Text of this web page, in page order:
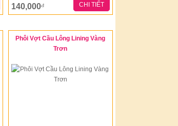
140,000đ CHI TIẾT
Phôi Vợt Cầu Lông Lining Vàng
Trơn